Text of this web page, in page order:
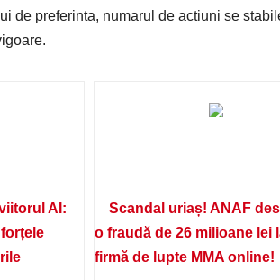
de preferinta, numarul de actiuni se
AI:
Scandal uriaș! ANAF
o fraudă de 26 milioane lei
firmă de lupte MMA online!